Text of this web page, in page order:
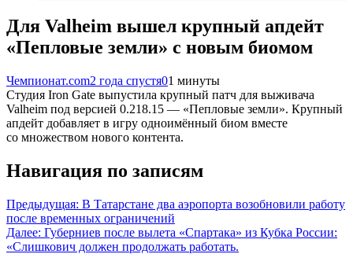
Для Valheim вышел крупный апдейт
«Пепловые земли» с новым биомом
Чемпионат.com2 года спустя01 минуты
Студия Iron Gate выпустила крупный патч для выживача
Valheim под версией 0.218.15 — «Пепловые земли». Крупный
апдейт добавляет в игру одноимённый биом вместе
со множеством нового контента.
Навигация по записям
Предыдущая: В Татарстане два аэропорта возобновили работу
после временных ограничений
Далее: Губерниев после вылета «Спартака» из Кубка России:
«Слишкович должен продолжать работать.